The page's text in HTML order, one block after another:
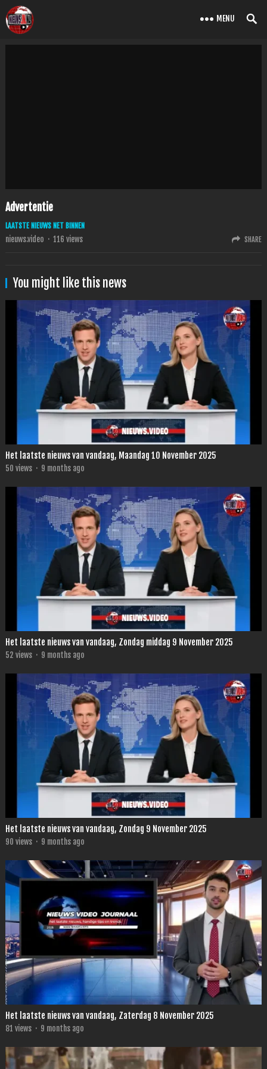
MENU
Advertentie
LAATSTE NIEUWS NET BINNEN
nieuws.video · 116 views SHARE
You might like this news
Het laatste nieuws van vandaag, Maandag 10 November 2025
50 views · 9 months ago
Het laatste nieuws van vandaag, Zondag middag 9 November 2025
52 views · 9 months ago
Het laatste nieuws van vandaag, Zondag 9 November 2025
90 views · 9 months ago
Het laatste nieuws van vandaag, Zaterdag 8 November 2025
81 views · 9 months ago